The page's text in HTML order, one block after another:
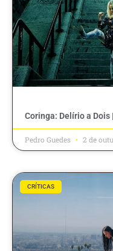
Coringa: Delírio a Dois
Pedro Guedes 2 de
CRÍTICAS